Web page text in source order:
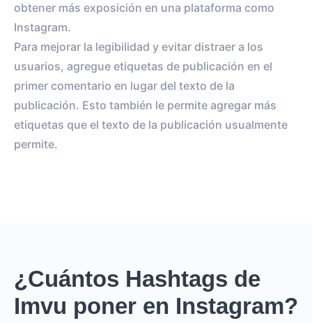
obtener más exposición en una plataforma como
Instagram.
Para mejorar la legibilidad y evitar distraer a los
usuarios, agregue etiquetas de publicación en el
primer comentario en lugar del texto de la
publicación. Esto también le permite agregar más
etiquetas que el texto de la publicación usualmente
permite.
¿Cuántos Hashtags de
Imvu poner en Instagram?